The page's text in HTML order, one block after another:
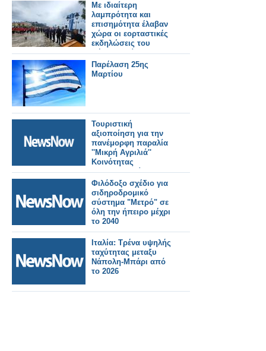
Με ιδιαίτερη
λαμπρότητα και
επισημότητα έλαβαν
χώρα οι εορταστικές
εκδηλώσεις του
Δήμου Ακτίου-
Βόνιτσας για την
Εθνική Επέτειο της
25ης Μαρτίου 1821.
Παρέλαση 25ης
Μαρτίου
Τουριστική
αξιοποίηση για την
πανέμορφη παραλία
''Μικρή Αγριλιά''
Κοινότητας
Αρχοντοχωρίου του
Δήμου Ξηρομέρου. Η
παράκτια διαδρομή
Αστακός - Μύτικας -
Μαραθάκι Κανδήλας,
είναι προορισμένη για
Φιλόδοξο σχέδιο για
σιδηροδρομικό
σύστημα "Μετρό" σε
όλη την ήπειρο μέχρι
το 2040
Ιταλία: Τρένα υψηλής
ταχύτητας μεταξυ
Νάπολη-Μπάρι από
το 2026